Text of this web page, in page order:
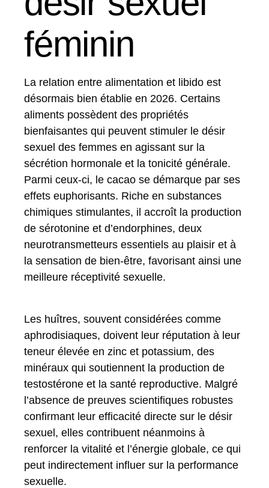
féminin
La relation entre alimentation et libido est
désormais bien établie en 2026. Certains
aliments possèdent des propriétés
bienfaisantes qui peuvent stimuler le désir
sexuel des femmes en agissant sur la
sécrétion hormonale et la tonicité générale.
Parmi ceux-ci, le cacao se démarque par ses
effets euphorisants. Riche en substances
chimiques stimulantes, il accroît la production
de sérotonine et d’endorphines, deux
neurotransmetteurs essentiels au plaisir et à
la sensation de bien-être, favorisant ainsi une
meilleure réceptivité sexuelle.
Les huîtres, souvent considérées comme
aphrodisiaques, doivent leur réputation à leur
teneur élevée en zinc et potassium, des
minéraux qui soutiennent la production de
testostérone et la santé reproductive. Malgré
l’absence de preuves scientifiques robustes
confirmant leur efficacité directe sur le désir
sexuel, elles contribuent néanmoins à
renforcer la vitalité et l’énergie globale, ce qui
peut indirectement influer sur la performance
sexuelle.